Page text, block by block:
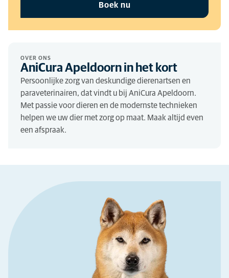
Boek nu
OVER ONS
AniCura Apeldoorn in het kort
Persoonlijke zorg van deskundige dierenartsen en
paraveterinairen, dat vindt u bij AniCura Apeldoorn.
Met passie voor dieren en de modernste technieken
helpen we uw dier met zorg op maat. Maak altijd even
een afspraak.